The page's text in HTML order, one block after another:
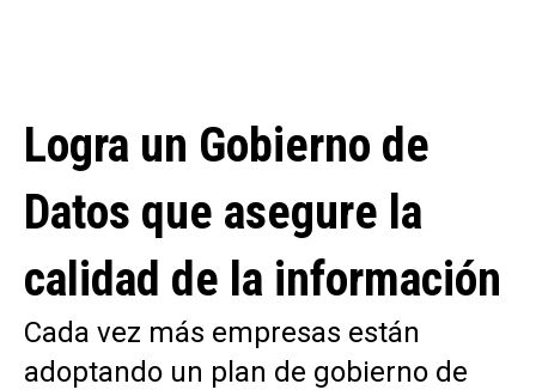
Logra un Gobierno de
Datos que asegure la
calidad de la información
Cada vez más empresas están
adoptando un plan de gobierno de